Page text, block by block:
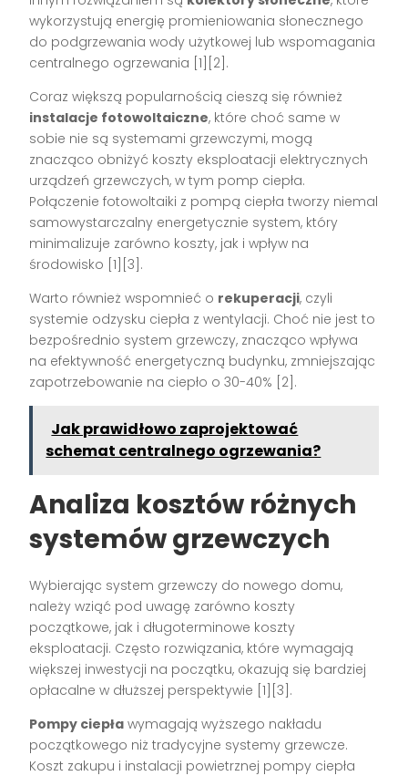
wykorzystują energię promieniowania słonecznego
do podgrzewania wody użytkowej lub wspomagania
centralnego ogrzewania [1][2].
Coraz większą popularnością cieszą się również
instalacje fotowoltaiczne, które choć same w
sobie nie są systemami grzewczymi, mogą
znacząco obniżyć koszty eksploatacji elektrycznych
urządzeń grzewczych, w tym pomp ciepła.
Połączenie fotowoltaiki z pompą ciepła tworzy niemal
samowystarczalny energetycznie system, który
minimalizuje zarówno koszty, jak i wpływ na
środowisko [1][3].
Warto również wspomnieć o rekuperacji, czyli
systemie odzysku ciepła z wentylacji. Choć nie jest to
bezpośrednio system grzewczy, znacząco wpływa
na efektywność energetyczną budynku, zmniejszając
zapotrzebowanie na ciepło o 30-40% [2].
Jak prawidłowo zaprojektować
schemat centralnego ogrzewania?
Analiza kosztów różnych
systemów grzewczych
Wybierając system grzewczy do nowego domu,
należy wziąć pod uwagę zarówno koszty
początkowe, jak i długoterminowe koszty
eksploatacji. Często rozwiązania, które wymagają
większej inwestycji na początku, okazują się bardziej
opłacalne w dłuższej perspektywie [1][3].
Pompy ciepła wymagają wyższego nakładu
początkowego niż tradycyjne systemy grzewcze.
Koszt zakupu i instalacji powietrznej pompy ciepła